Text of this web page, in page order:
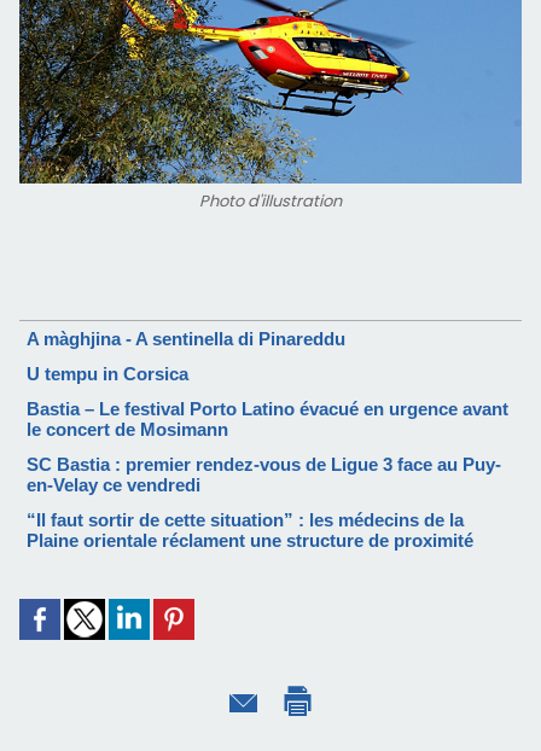
Photo d'illustration
A màghjina - A sentinella di Pinareddu
U tempu in Corsica
Bastia – Le festival Porto Latino évacué en urgence avant
le concert de Mosimann
SC Bastia : premier rendez-vous de Ligue 3 face au Puy-
en-Velay ce vendredi
“Il faut sortir de cette situation” : les médecins de la
Plaine orientale réclament une structure de proximité